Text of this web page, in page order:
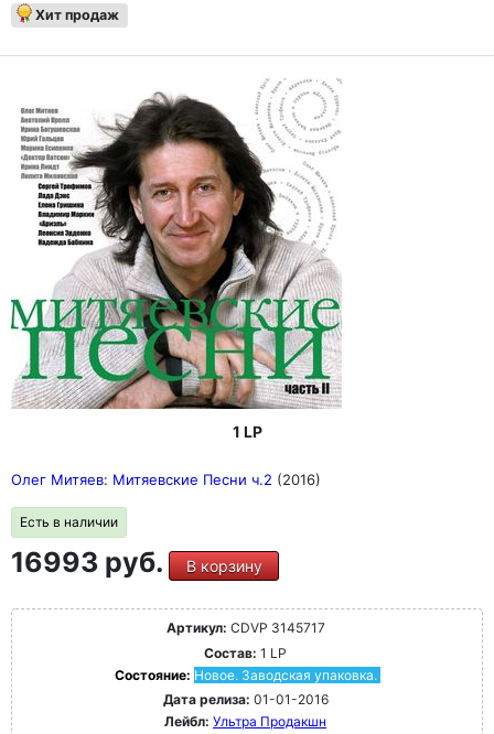
Хит продаж
1 LP
Олег Митяев: Митяевские Песни ч.2 (2016)
Есть в наличии
16993 руб. В корзину
Артикул: CDVP 3145717
Состав: 1 LP
Состояние: Новое. Заводская упаковка.
Дата релиза: 01-01-2016
Лейбл: Ультра Продакшн